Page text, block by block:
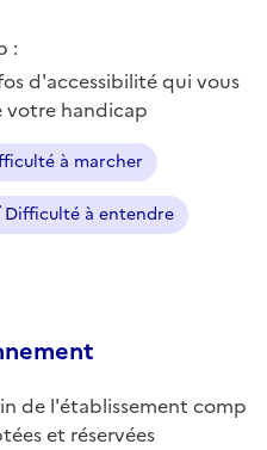
:
d'accessibilité qui vous
handicap
à marcher
Difficulté à entendre
de l'établissement comp
et réservées